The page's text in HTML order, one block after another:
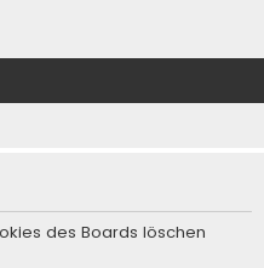
des Boards löschen